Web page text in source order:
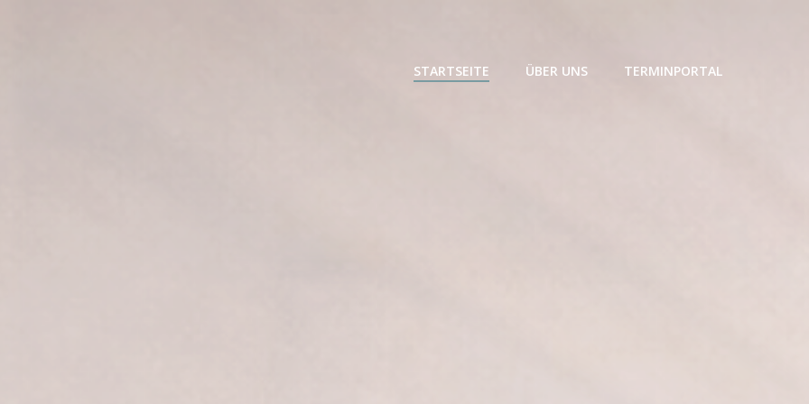
STARTSEITE ÜBER UNS TERMINPORTAL